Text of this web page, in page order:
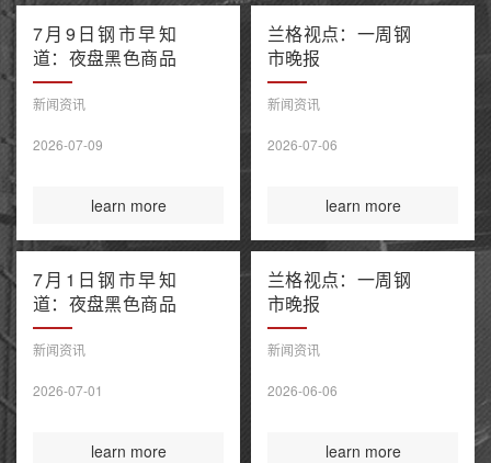
7月9日钢市早知
道：夜盘黑色商品
整体收涨 原油大
涨引爆全球债市抛
忘录“已终结”
新闻资讯
2026-07-09
learn more
兰格视点：一周钢
市晚报
新闻资讯
2026-07-06
learn more
7月1日钢市早知
道：夜盘黑色商品
窄幅波动 上半年
百强房企销售额降
钢铁保障新规今起
新闻资讯
2026-07-01
learn more
兰格视点：一周钢
市晚报
新闻资讯
2026-06-06
learn more